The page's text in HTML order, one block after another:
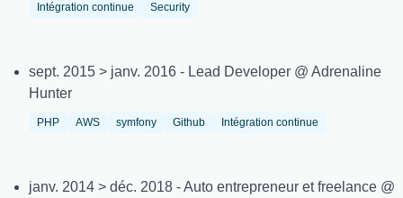
Intégration continue
Security
sept. 2015 > janv. 2016 - Lead Developer @ Adrenaline
Hunter
PHP AWS symfony Github Intégration continue
janv. 2014 > déc. 2018 - Auto entrepreneur et freelance @